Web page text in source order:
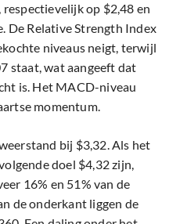
op $2,48 en
De Relative Strength Index
niveaus neigt, terwijl
staat, wat aangeeft dat
is. Het MACD-niveau
momentum.
bij $3,32. Als het
doel $4,32 zijn,
16% en 51% van de
de onderkant liggen de